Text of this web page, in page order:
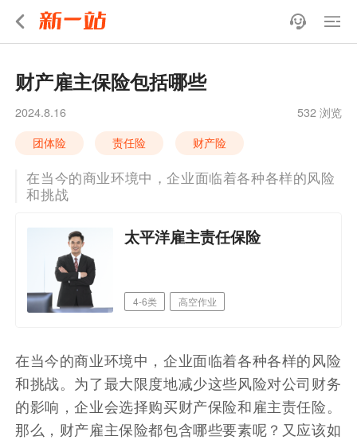
财产雇主保险包括哪些
2024.8.16
532 浏览
团体险
责任险 财产险
在当今的商业环境中，企业面临着各种各样的风险
和挑战
太平洋雇主责任保险
4-6类 高空作业
在当今的商业环境中，企业面临着各种各样的风险
和挑战。为了最大限度地减少这些风险对公司财务
的影响，企业会选择购买财产保险和雇主责任险。
那么，财产雇主保险都包含哪些要素呢？又应该如